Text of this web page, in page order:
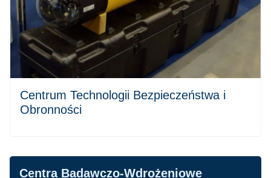
Centrum Technologii Bezpieczeństwa i
Obronności
Nawigacja
Centra Badawczo-Wdrożeniowe